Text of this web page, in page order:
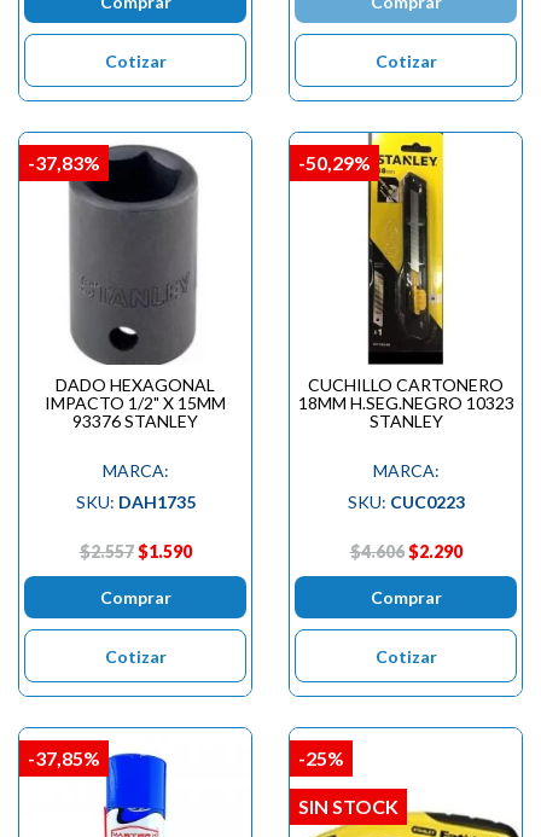
Cotizar Cotizar
DADO HEXAGONAL
IMPACTO 1/2" X 15MM
93376 STANLEY
MARCA:
SKU: DAH1735
$2.557 $1.590
Comprar
Cotizar
-37,83%
CUCHILLO CARTONERO
18MM H.SEG.NEGRO 10323
STANLEY
MARCA:
SKU: CUC0223
$4.606 $2.290
Comprar
Cotizar
-50,29%
-37,85% -25%
SIN STOCK